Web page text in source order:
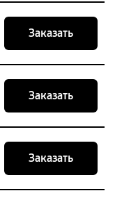
Заказать
Заказать
Заказать